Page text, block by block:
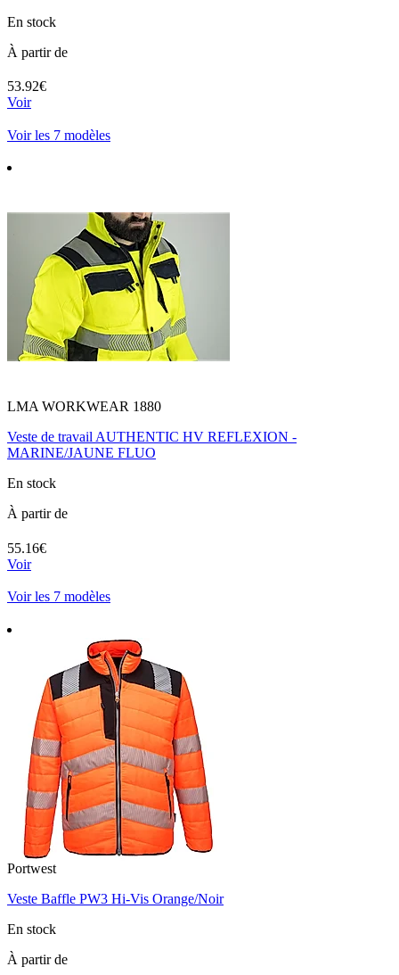
En stock
À partir de
53.92€
Voir
Voir les 7 modèles
LMA WORKWEAR 1880
Veste de travail AUTHENTIC HV REFLEXION -
MARINE/JAUNE FLUO
En stock
À partir de
55.16€
Voir
Voir les 7 modèles
Portwest
Veste Baffle PW3 Hi-Vis Orange/Noir
En stock
À partir de